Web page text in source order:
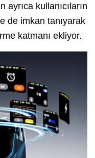
kullanıcıların
de imkan tanıyarak
katmanı ekliyor.